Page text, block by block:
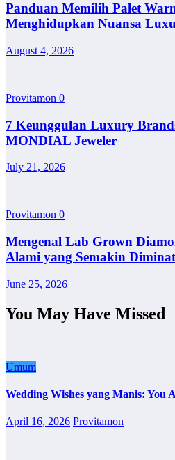
Panduan Memilih Palet
Menghidupkan Nuansa
August 4, 2026
Provitamon 0
7 Keunggulan Luxury
MONDIAL Jeweler
July 21, 2026
Provitamon 0
Mengenal Lab Grown
Alami yang Semakin
June 25, 2026
You May Have Missed
Umum
Wedding Wishes yang Manis: You
April 16, 2026 Provitamon